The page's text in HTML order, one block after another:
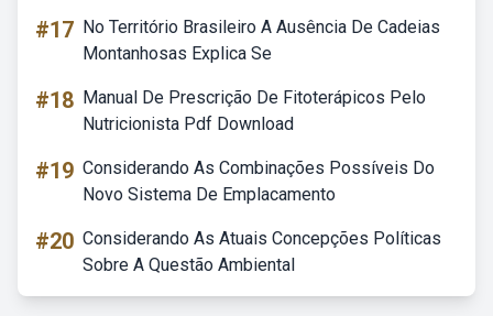
#17 No Território Brasileiro A Ausência De Cadeias
Montanhosas Explica Se
#18 Manual De Prescrição De Fitoterápicos Pelo
Nutricionista Pdf Download
#19 Considerando As Combinações Possíveis Do
Novo Sistema De Emplacamento
#20 Considerando As Atuais Concepções Políticas
Sobre A Questão Ambiental